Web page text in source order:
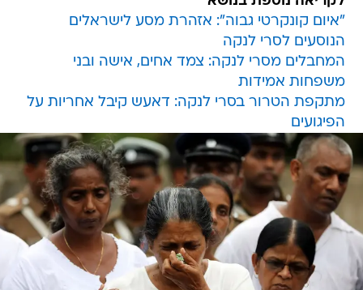
"איום קונקרטי גבוה": אזהרת מסע לישראלים
הנוסעים לסרי לנקה
המחבלים מסרי לנקה: צמד אחים, אישה ובני
משפחות אמידות
מתקפת הטרור בסרי לנקה: דאעש קיבל אחריות על
הפיגועים